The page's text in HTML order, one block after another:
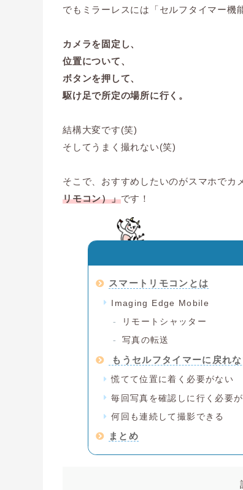
でもミラーレスには「セルフタイマー機
カメラを固定し、
位置について、
ボタンを押して、
駆け足で所定の場所に行く。
結構大変です(笑)
そしてうまく撮れない(笑)
そこで、おすすめしたいのがスマホでカ
リモコン）」です！
スマートリモコンとは
Imaging Edge Mobile
リモートシャッター
写真の転送
もうセルフタイマーに戻れ
慌てて位置に着く必要がない
毎回写真を確認しに行く必要
何回も連続して撮影できる
まとめ